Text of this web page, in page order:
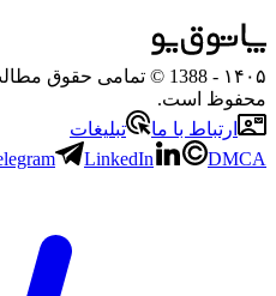
۱۴۰۵
- 1388 © تمامی حقوق
محفوظ است.
ارتباط با ما
تبلیغات
LinkedIn DMCA